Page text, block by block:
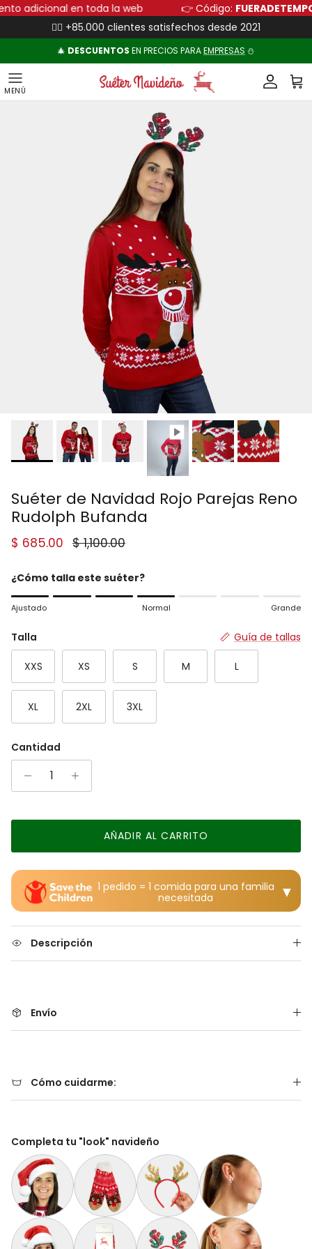
Ir al contenidoadicional en toda la web 👉 Código:
👍🏻 +85.000 clientes satisfechos desde 2021
🎄 DESCUENTOS EN PRECIOS PARAEMPRESAS ⛄
Cuenta
Suéter de Navidad Rojo Parejas Reno
Rudolph Bufanda
Precio de venta
$ 685.00 Precio normal
$ 1,100.00
¿Cómo talla este suéter?
Rating of 1 means Ajustado.
Middle rating means Normal.
Rating of 7 means Grande.
The rating of this product for "" is 4.
Ajustado Normal Grande
Talla Guía de tallas
XXS XS S M L
XL 2XL 3XL
Cantidad
AÑADIR AL CARRITO
1 pedido = 1 comida para una familia
necesitada
▼
Descripción
Envío
Cómo cuidarme:
Completa tu "look" navideño
Gorro Navideño Santa Claus Suave y Gordito para Adultos
Calcetas Navideñas Afelpadas Rojos Cenefas y
Diadema Navideña de Reno Dorada
Aretes de Navidad